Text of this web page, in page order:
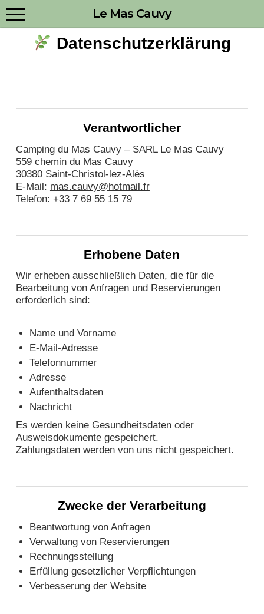
to
Le Mas Cauvy
Menu
Datenschutzerklärung
Verantwortlicher
Camping du Mas Cauvy – SARL Le Mas Cauvy
559 chemin du Mas Cauvy
30380 Saint-Christol-lez-Alès
E-Mail: mas.cauvy@hotmail.fr
Telefon: +33 7 69 55 15 79
Erhobene Daten
Wir erheben ausschließlich Daten, die für die
Bearbeitung von Anfragen und Reservierungen
erforderlich sind:
Name und Vorname
E-Mail-Adresse
Telefonnummer
Adresse
Aufenthaltsdaten
Nachricht
Es werden keine Gesundheitsdaten oder
Ausweisdokumente gespeichert.
Zahlungsdaten werden von uns nicht gespeichert.
Zwecke der Verarbeitung
Beantwortung von Anfragen
Verwaltung von Reservierungen
Rechnungsstellung
Erfüllung gesetzlicher Verpflichtungen
Verbesserung der Website